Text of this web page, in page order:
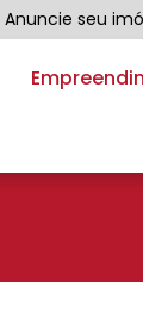
Anuncie seu